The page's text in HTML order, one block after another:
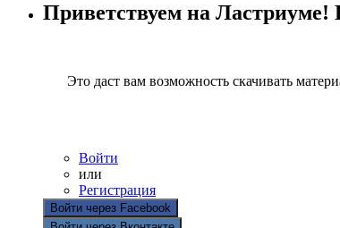
Приветствуем на Ластриуме!
Это даст вам возможность скачивать
Войти
или
Регистрация
Войти через Facebook